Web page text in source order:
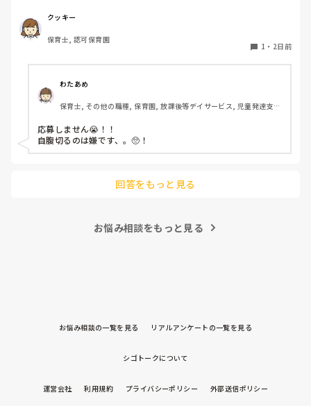
私としてはなかなか大きい金額なので、この時点で応募を迷
っているのですが、皆さんならどうしますか？
クッキー
保育士, 認可保育園
1 ・ 2日前
わたあめ
保育士, その他の職種, 保育園, 放課後等デイサービス, 児童発達支援
応募しません😭！！
自腹切るのは嫌です、。🥺！
回答をもっと見る
お悩み相談をもっと見る
お悩み相談の一覧を見る リアルアンケートの一覧を見る
シゴトークについて
運営会社 利用規約 プライバシーポリシー 外部送信ポリシー